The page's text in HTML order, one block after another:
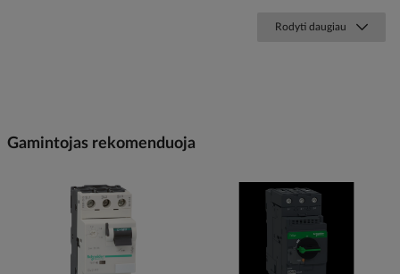
Rodyti daugiau
Gamintojas rekomenduoja